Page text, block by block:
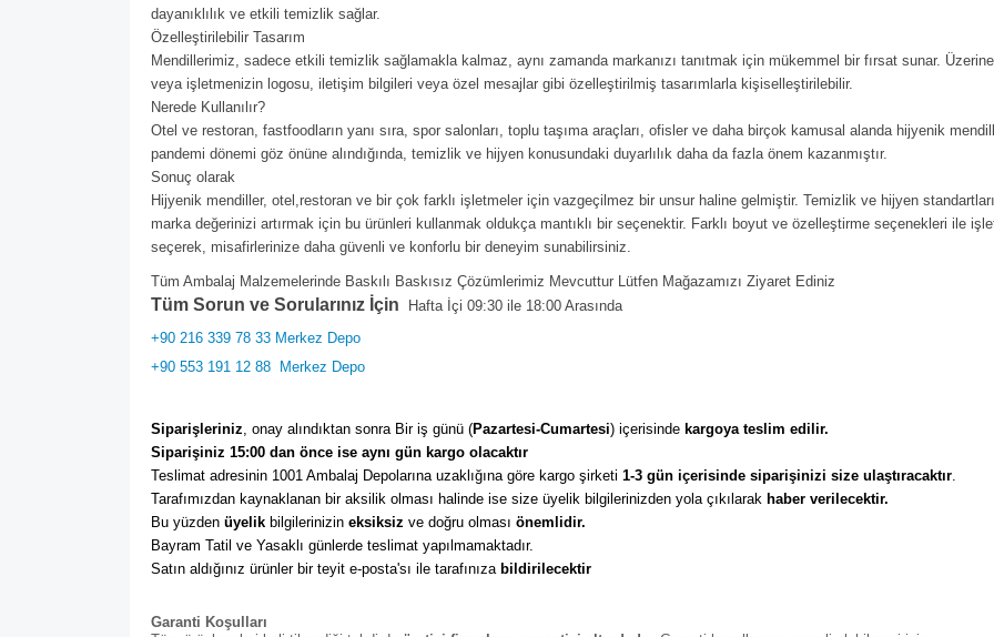
dayanıklılık ve etkili temizlik sağlar.
Özelleştirilebilir Tasarım
Mendillerimiz, sadece etkili temizlik sağlamakla kalmaz, aynı zamanda markanızı tanıtmak için mükemmel bir fırsat sunar.
veya işletmenizin logosu, iletişim bilgileri veya özel mesajlar gibi özelleştirilmiş tasarımlarla kişiselleştirilebilir.
Nerede Kullanılır?
Otel ve restoran, fastfoodların yanı sıra, spor salonları, toplu taşıma araçları, ofisler ve daha birçok kamusal alanda hijyenik
pandemi dönemi göz önüne alındığında, temizlik ve hijyen konusundaki duyarlılık daha da fazla önem kazanmıştır.
Sonuç olarak
Hijyenik mendiller, otel,restoran ve bir çok farklı işletmeler için vazgeçilmez bir unsur haline gelmiştir. Temizlik ve hijyen
marka değerinizi artırmak için bu ürünleri kullanmak oldukça mantıklı bir seçenektir. Farklı boyut ve özelleştirme seçenekleri ile
seçerek, misafirlerinize daha güvenli ve konforlu bir deneyim sunabilirsiniz.
Tüm Ambalaj Malzemelerinde Baskılı Baskısız Çözümlerimiz Mevcuttur Lütfen Mağazamızı Ziyaret Ediniz
Tüm Sorun ve Sorularınız İçin Hafta İçi 09:30 ile 18:00 Arasında
+90 216 339 78 33 Merkez Depo
+90 553 191 12 88 Merkez Depo
Siparişleriniz, onay alındıktan sonra Bir iş günü (Pazartesi-Cumartesi) içerisinde kargoya teslim edilir.
Siparişiniz 15:00 dan önce ise aynı gün kargo olacaktır
Teslimat adresinin 1001 Ambalaj Depolarına uzaklığına göre kargo şirketi 1-3 gün içerisinde siparişinizi size ulaştıracaktır.
Tarafımızdan kaynaklanan bir aksilik olması halinde ise size üyelik bilgilerinizden yola çıkılarak haber verilecektir.
Bu yüzden üyelik bilgilerinizin eksiksiz ve doğru olması önemlidir.
Bayram Tatil ve Yasaklı günlerde teslimat yapılmamaktadır.
Satın aldığınız ürünler bir teyit e-posta'sı ile tarafınıza bildirilecektir
Garanti Koşulları